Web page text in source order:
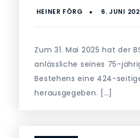
Zum 31. Mai 2025 hat der
anlässliche seines 75-
Bestehens eine 424-
herausgegeben. […]